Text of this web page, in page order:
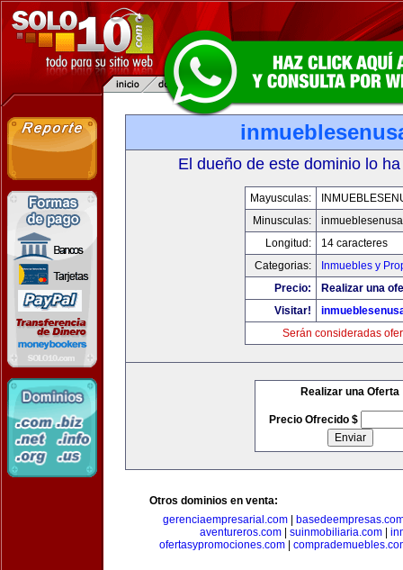
El dueño de este dominio lo
Mayusculas:
Minusculas:
Longitud:
14 caracteres
Categorias:
Inmuebles y
Precio:
Realizar una
Visitar!
Serán consideradas
Realizar una Oferta
Precio Ofrecido $
Otros dominios en venta:
gerenciaempresarial.com|
aventureros.com| suinmobiliaria.com|
ofertasypromociones.com|